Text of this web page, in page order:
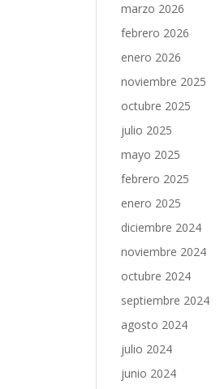
marzo 2026
febrero 2026
enero 2026
noviembre 2025
octubre 2025
julio 2025
mayo 2025
febrero 2025
enero 2025
diciembre 2024
noviembre 2024
octubre 2024
septiembre 2024
agosto 2024
julio 2024
junio 2024